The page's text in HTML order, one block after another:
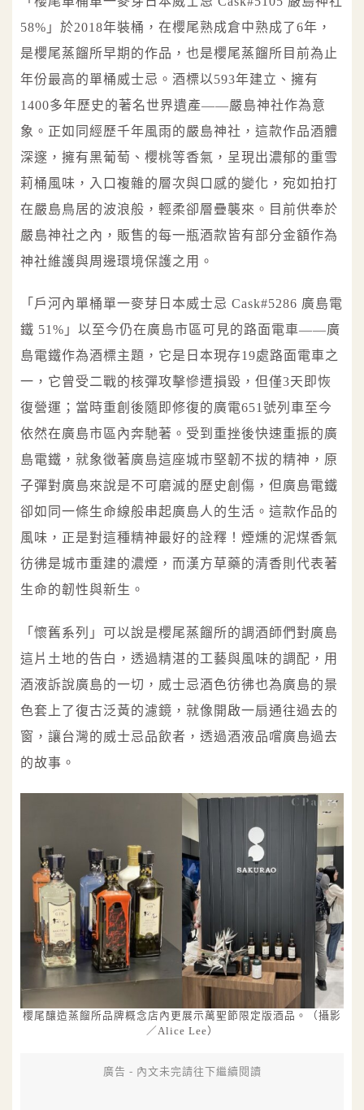
58%」於2018年裝桶，在櫻尾熟成倉中熟成了6年，
是櫻尾蒸餾所早期的作品，也是櫻尾蒸餾所目前為止
年份最高的單桶威士忌。酒標以593年建立、擁有
1400多年歷史的著名世界遺產——嚴島神社作為意
象。正如同經歷千年風雨的嚴島神社，這款作品酒體
深邃，擁有黑葡萄、櫻桃等香氣，呈現出濃郁的重雪
莉桶風味，入口複雜的層次與口感的變化，宛如拍打
在嚴島鳥居的波浪般，輕柔卻層疊襲來。目前供奉於
嚴島神社之內，販售的每一瓶酒款皆有部分金額作為
神社維護與周邊環境保護之用。
「戶河內單桶單一麥芽日本威士忌 Cask#5286 廣島電
鐵 51%」以至今仍在廣島市區可見的路面電車——廣
島電鐵作為酒標主題，它是日本現存19處路面電車之
一，它曾受二戰的核彈攻擊慘遭損毀，但僅3天即恢
復營運；當時重創後隨即修復的廣電651號列車至今
依然在廣島市區內奔馳著。受到重挫後快速重振的廣
島電鐵，就象徵著廣島這座城市堅韌不拔的精神，原
子彈對廣島來說是不可磨滅的歷史創傷，但廣島電鐵
卻如同一條生命線般串起廣島人的生活。這款作品的
風味，正是對這種精神最好的詮釋！煙燻的泥煤香氣
彷彿是城市重建的濃煙，而漢方草藥的清香則代表著
生命的韌性與新生。
「懷舊系列」可以說是櫻尾蒸餾所的調酒師們對廣島
這片土地的告白，透過精湛的工藝與風味的調配，用
酒液訴說廣島的一切，威士忌酒色彷彿也為廣島的景
色套上了復古泛黃的濾鏡，就像開啟一扇通往過去的
窗，讓台灣的威士忌品飲者，透過酒液品嚐廣島過去
的故事。
櫻尾釀造蒸餾所品牌概念店內更展示萬聖節限定版酒品。（攝影
／Alice Lee）
廣告 - 內文未完請往下繼續閱讀